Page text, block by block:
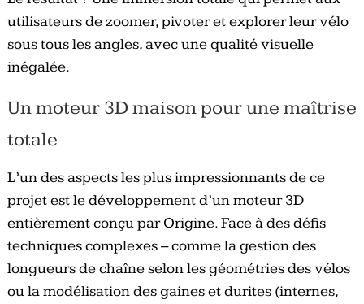
utilisateurs de zoomer, pivoter et explorer leur vélo
sous tous les angles, avec une qualité visuelle
inégalée.
Un moteur 3D maison pour une maîtrise
totale
L’un des aspects les plus impressionnants de ce
projet est le développement d’un moteur 3D
entièrement conçu par Origine. Face à des défis
techniques complexes – comme la gestion des
longueurs de chaîne selon les géométries des vélos
ou la modélisation des gaines et durites (internes,